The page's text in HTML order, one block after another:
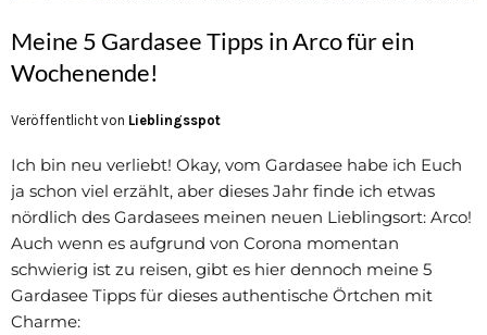
Meine 5 Gardasee Tipps in Arco für ein
Wochenende!
Veröffentlicht von Lieblingsspot
Ich bin neu verliebt! Okay, vom Gardasee habe ich Euch
ja schon viel erzählt, aber dieses Jahr finde ich etwas
nördlich des Gardasees meinen neuen Lieblingsort: Arco!
Auch wenn es aufgrund von Corona momentan
schwierig ist zu reisen, gibt es hier dennoch meine 5
Gardasee Tipps für dieses authentische Örtchen mit
Charme: